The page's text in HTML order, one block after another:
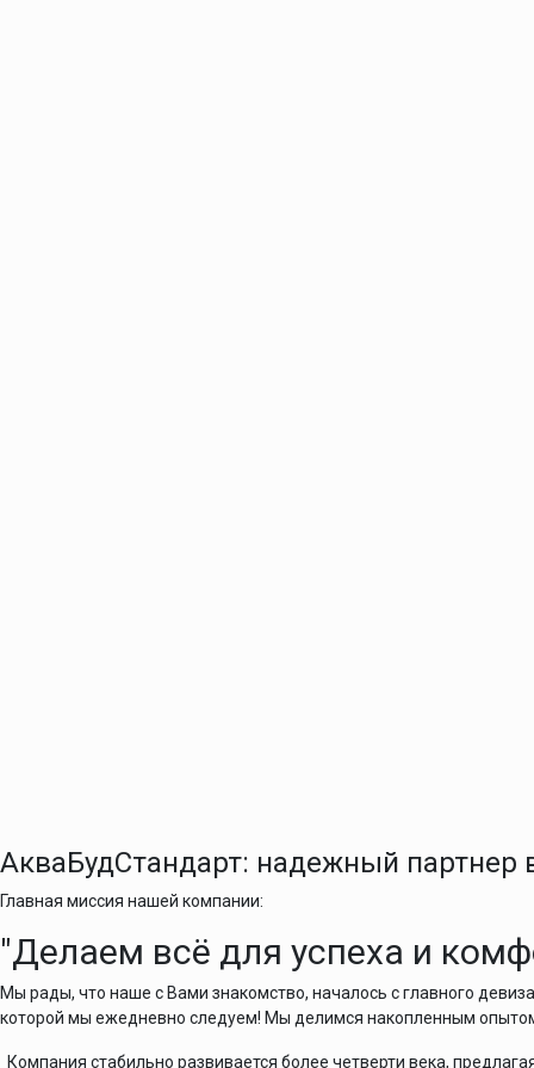
АкваБудСтандарт: надежный партнер
Главная миссия нашей компании:
"Делаем всё для успеха и
Мы рады, что наше с Вами знакомство, началось с главного
которой мы ежедневно следуем! Мы делимся накопленным
Компания стабильно развивается более четверти века,